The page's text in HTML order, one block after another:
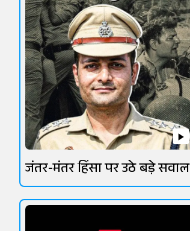
जंतर-मंतर हिंसा पर उठे बड़े सवाल